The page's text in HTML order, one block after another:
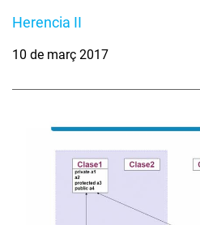
Herencia II
10 de març 2017